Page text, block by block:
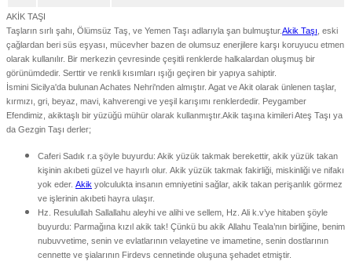
AKİK TAŞI
Taşların sırlı şahı, Ölümsüz Taş, ve Yemen Taşı adlarıyla şan bulmuştur.Akik Taşı , eski
çağlardan beri süs eşyası, mücevher bazen de olumsuz enerjilere karşı koruyucu etmen
olarak kullanılır. Bir merkezin çevresinde çeşitli renklerde halkalardan oluşmuş bir
görünümdedir. Serttir ve renkli kısımları ışığı geçiren bir yapıya sahiptir.
İsmini Sicilya'da bulunan Achates Nehri'nden almıştır. Agat ve Akit olarak ünlenen taşlar,
kırmızı, gri, beyaz, mavi, kahverengi ve yeşil karışımı renklerdedir. Peygamber
Efendimiz, akiktaşlı bir yüzüğü mühür olarak kullanmıştır.Akik taşına kimileri Ateş Taşı ya
da Gezgin Taşı derler;
Caferi Sadık r.a şöyle buyurdu: Akik yüzük takmak berekettir, akik yüzük takan
kişinin akıbeti güzel ve hayırlı olur. Akik yüzük takmak fakirliği, miskinliği ve nifakı
yok eder. Akik yolculukta insanın emniyetini sağlar, akik takan perişanlık görmez
ve işlerinin akıbeti hayra ulaşır.
Hz. Resulullah Sallallahu aleyhi ve alihi ve sellem, Hz. Ali k.v’ye hitaben şöyle
buyurdu: Parmağına kızıl akik tak! Çünkü bu akik Allahu Teala’nın birliğine, benim
nubuvvetime, senin ve evlatlarının velayetine ve imametine, senin dostlarının
cennette ve şialarının Firdevs cennetinde oluşuna şehadet etmiştir.